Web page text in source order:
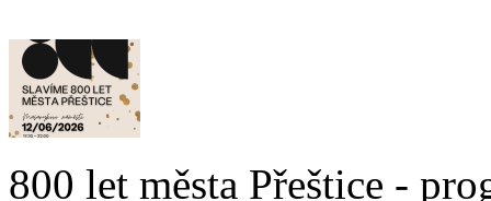
800 let města Přeštice -